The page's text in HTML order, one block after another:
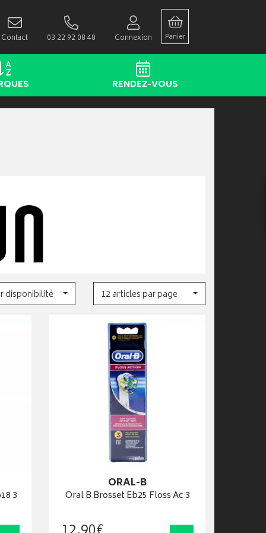
Contact 03 22 92 08 48 Connexion Panier
RENDEZ-VOUS
disponibilité 12 articles par page
3
ORAL-B
Oral B Brosset Eb25 Floss Ac 3